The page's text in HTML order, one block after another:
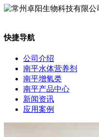
快捷导航
公司介绍
南平水体营养剂
南平增氧类
南平产品中心
新闻资讯
应用案例